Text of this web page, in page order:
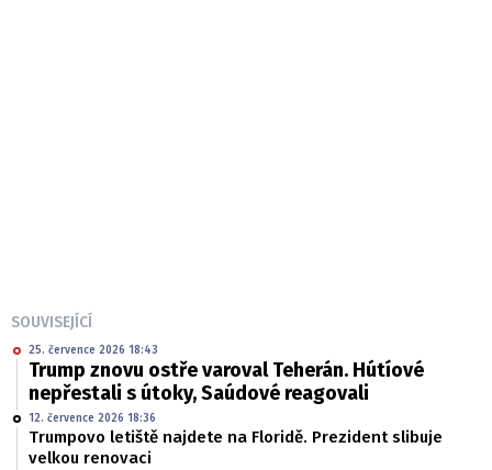
SOUVISEJÍCÍ
25. července 2026 18:43
Trump znovu ostře varoval Teherán. Hútíové
nepřestali s útoky, Saúdové reagovali
12. července 2026 18:36
Trumpovo letiště najdete na Floridě. Prezident slibuje
velkou renovaci